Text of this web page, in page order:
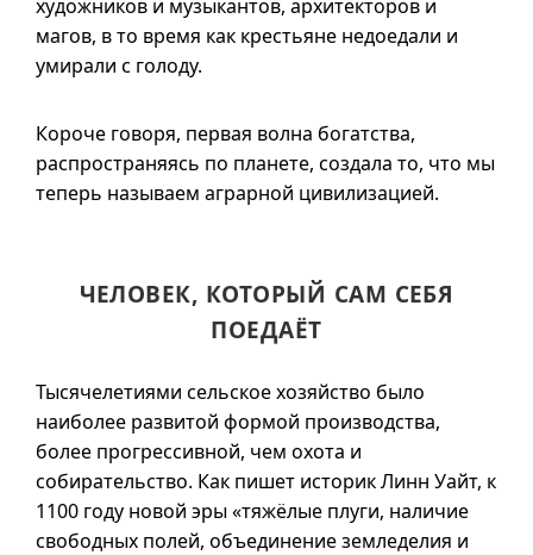
художников и музыкантов, архитекторов и
магов, в то время как крестьяне недоедали и
умирали с голоду.
Короче говоря, первая волна богатства,
распространяясь по планете, создала то, что мы
теперь называем аграрной цивилизацией.
ЧЕЛОВЕК, КОТОРЫЙ САМ СЕБЯ
ПОЕДАЁТ
Тысячелетиями сельское хозяйство было
наиболее развитой формой производства,
более прогрессивной, чем охота и
собирательство. Как пишет историк Линн Уайт, к
1100 году новой эры «тяжёлые плуги, наличие
свободных полей, объединение земледелия и